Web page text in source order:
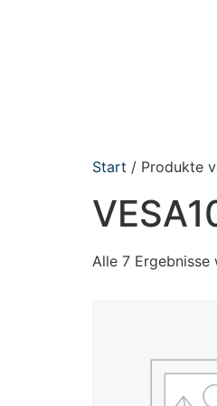
Start / Produkte
Alle 7 Ergebnisse